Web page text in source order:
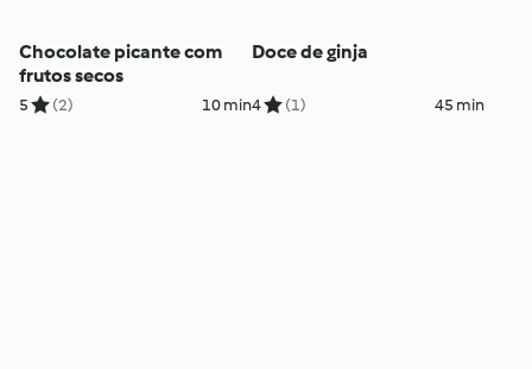
Chocolate picante com
frutos secos
5 (2) 10 min
Doce de ginja
4 (1) 45 min